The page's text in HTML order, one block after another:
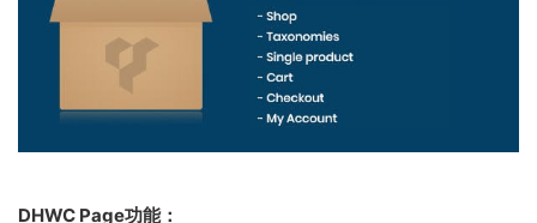
DHWC Page功能：